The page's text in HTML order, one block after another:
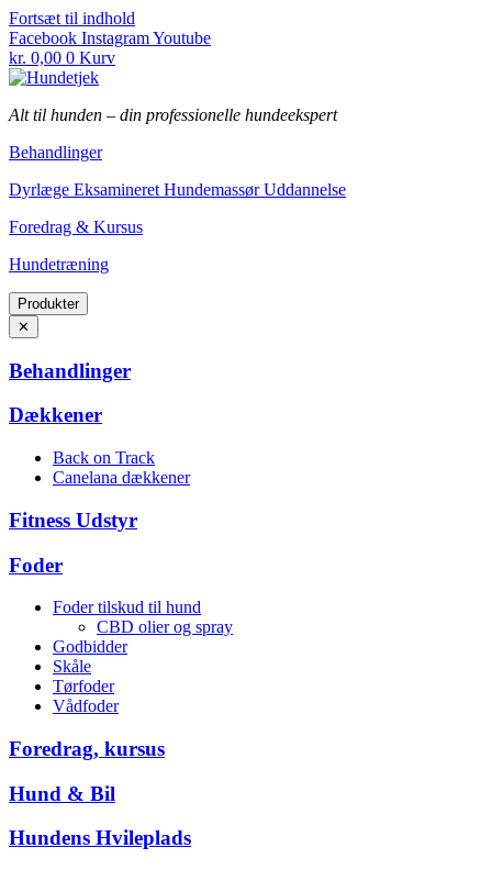
Fortsæt til indhold
Facebook InstagramYoutube
kr. 0,00 0 Kurv
Alt til hunden – din professionelle hundeekspert
Behandlinger
Dyrlæge Eksamineret Hundemassør Uddannelse
Foredrag & Kursus
Hundetræning
Produkter
✕
Behandlinger
Dækkener
Back on Track
Canelana dækkener
Fitness Udstyr
Foder
Foder tilskud til hund
CBD olier og spray
Godbidder
Skåle
Tørfoder
Vådfoder
Foredrag, kursus
Hund & Bil
Hundens Hvileplads